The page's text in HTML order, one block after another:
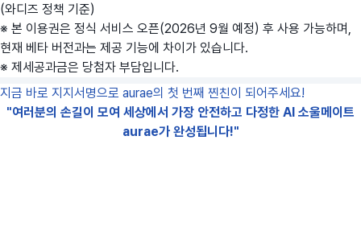
(와디즈 정책 기준)
※ 본 이용권은 정식 서비스 오픈(2026년 9월 예정) 후 사용 가능하며,
현재 베타 버전과는 제공 기능에 차이가 있습니다.
※ 제세공과금은 당첨자 부담입니다.
지금 바로 지지서명으로 aurae의 첫 번째 찐친이 되어주세요!
"여러분의 손길이 모여 세상에서 가장 안전하고 다정한 AI 소울메이트
aurae가 완성됩니다!"